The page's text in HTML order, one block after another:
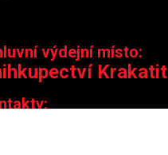
výdejní místo:
Krakatit